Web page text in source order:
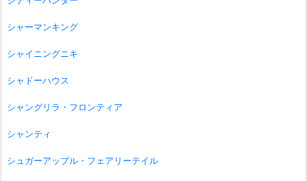
シャーマンキング
シャイニングニキ
シャドーハウス
シャングリラ・フロンティア
シャンティ
シュガーアップル・フェアリーテイル